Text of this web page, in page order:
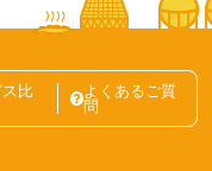
び方を解説記事一覧
比
よくあるご質
問